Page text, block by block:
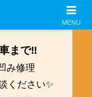
アクセス
まで‼️
み修理
ください✨
MENU